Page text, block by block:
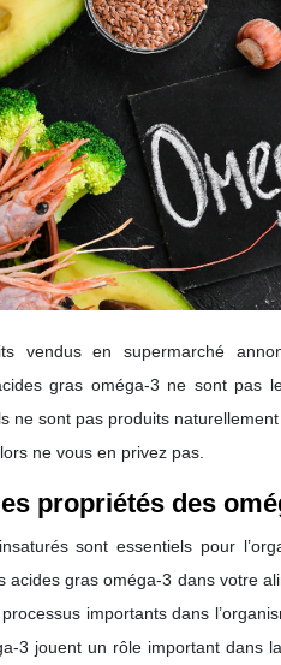
vendus en supermarché
gras oméga-3 ne sont pas
ne sont pas produits
ne vous en privez pas.
propriétés des
sont essentiels pour
acides gras oméga-3 dans votre
importants dans
3 jouent un rôle important dans